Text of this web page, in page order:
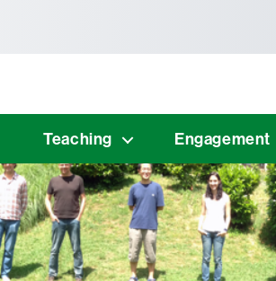
Teaching Engagement